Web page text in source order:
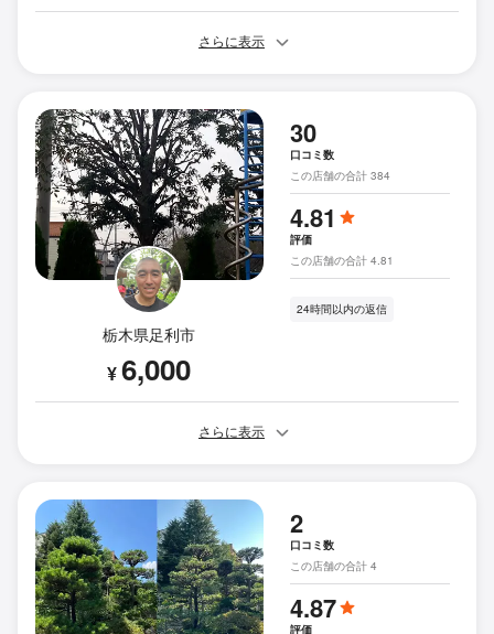
さらに表示
栃木県足利市
¥6,000
30
口コミ数
この店舗の合計 384
4.81
評価
この店舗の合計 4.81
24時間以内の返信
さらに表示
2
口コミ数
この店舗の合計 4
4.87
評価